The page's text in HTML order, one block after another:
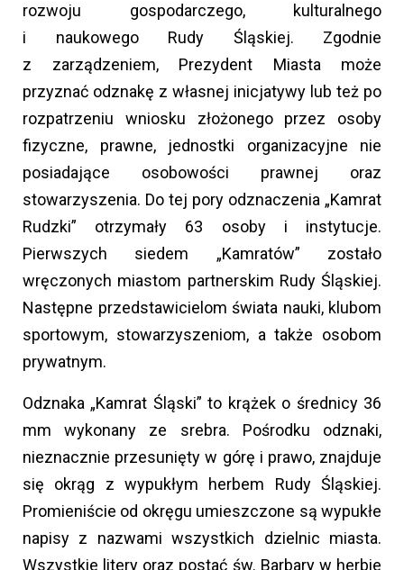
rozwoju gospodarczego, kulturalnego
i naukowego Rudy Śląskiej. Zgodnie
z zarządzeniem, Prezydent Miasta może
przyznać odznakę z własnej inicjatywy lub też po
rozpatrzeniu wniosku złożonego przez osoby
fizyczne, prawne, jednostki organizacyjne nie
posiadające osobowości prawnej oraz
stowarzyszenia. Do tej pory odznaczenia „Kamrat
Rudzki” otrzymały 63 osoby i instytucje.
Pierwszych siedem „Kamratów” zostało
wręczonych miastom partnerskim Rudy Śląskiej.
Następne przedstawicielom świata nauki, klubom
sportowym, stowarzyszeniom, a także osobom
prywatnym.
Odznaka „Kamrat Śląski” to krążek o średnicy 36
mm wykonany ze srebra. Pośrodku odznaki,
nieznacznie przesunięty w górę i prawo, znajduje
się okrąg z wypukłym herbem Rudy Śląskiej.
Promieniście od okręgu umieszczone są wypukłe
napisy z nazwami wszystkich dzielnic miasta.
Wszystkie litery oraz postać św. Barbary w herbie